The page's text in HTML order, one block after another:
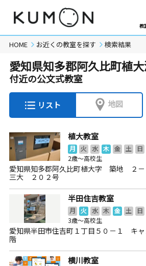
教
HOME お近くの教室を探す 検索結果
愛知県知多郡阿久比町植
付近の公文式教室
リスト 地図
植大教室
月 火 水 木 金 土
日
2歳～高校生
愛知県知多郡阿久比町植大字 築地 ２
三大 ２０２号
半田住吉教室
月 火 水 木 金 土
日
3歳～高校生
愛知県半田市住吉町１丁目５０－１ キャ
階
横川教室